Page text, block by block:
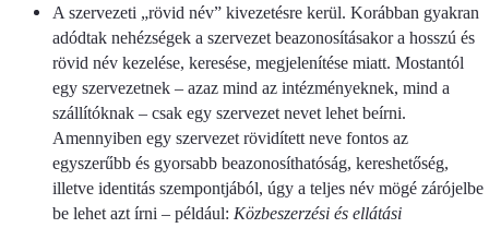
A szervezeti „rövid név” kivezetésre kerül. Korábban gyakran
adódtak nehézségek a szervezet beazonosításakor a hosszú és
rövid név kezelése, keresése, megjelenítése miatt. Mostantól
egy szervezetnek – azaz mind az intézményeknek, mind a
szállítóknak – csak egy szervezet nevet lehet beírni.
Amennyiben egy szervezet rövidített neve fontos az
egyszerűbb és gyorsabb beazonosíthatóság, kereshetőség,
illetve identitás szempontjából, úgy a teljes név mögé zárójelbe
be lehet azt írni – például: Közbeszerzési és ellátási